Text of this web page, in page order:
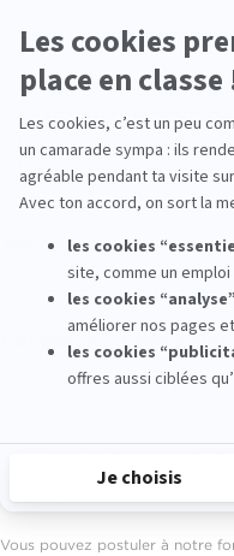
Commissaire général de
Administrateur de
Organisateur d'événements
Organisateur
Commissaire d'exposition
Témoignages
Conditions d'admission
Pour être éligible, outre la
Écoles de management,
Master de l'enseignement
LEA...)
Vous pouvez postuler à notre